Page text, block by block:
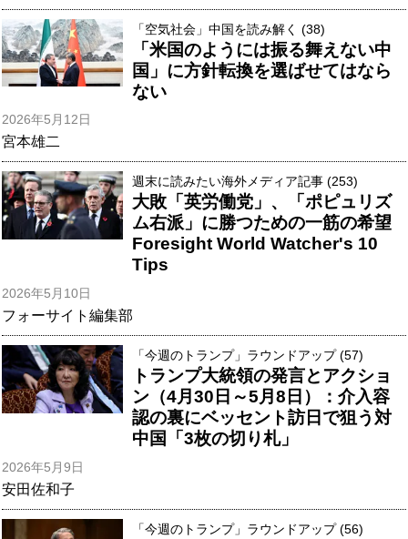
「空気社会」中国を読み解く (38)
「米国のようには振る舞えない中
国」に方針転換を選ばせてはなら
ない
2026年5月12日
宮本雄二
週末に読みたい海外メディア記事 (253)
大敗「英労働党」、「ポピュリズ
ム右派」に勝つための一筋の希望
Foresight World Watcher's 10
Tips
2026年5月10日
フォーサイト編集部
「今週のトランプ」ラウンドアップ (57)
トランプ大統領の発言とアクショ
ン（4月30日～5月8日）：介入容
認の裏にベッセント訪日で狙う対
中国「3枚の切り札」
2026年5月9日
安田佐和子
「今週のトランプ」ラウンドアップ (56)